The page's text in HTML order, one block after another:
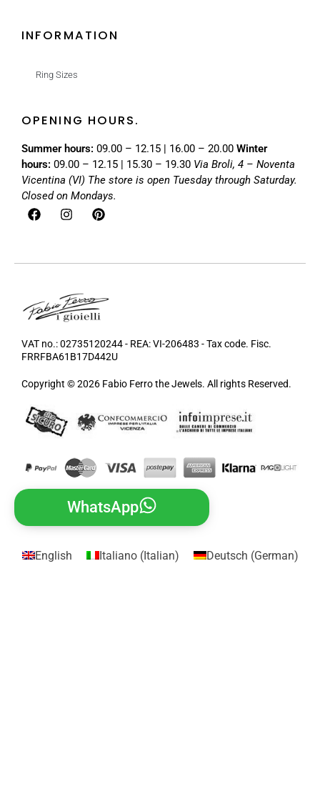
INFORMATION
Ring Sizes
OPENING HOURS.
Summer hours: 09.00 – 12.15 | 16.00 – 20.00 Winter
hours: 09.00 – 12.15 | 15.30 – 19.30 Via Broli, 4 – Noventa
Vicentina (VI) The store is open Tuesday through Saturday.
Closed on Mondays.
VAT no.: 02735120244 - REA: VI-206483 - Tax code. Fisc.
FRRFBA61B17D442U
Copyright © 2026 Fabio Ferro the Jewels. All rights Reserved.
WhatsApp
English Italiano(Italian) Deutsch (German)